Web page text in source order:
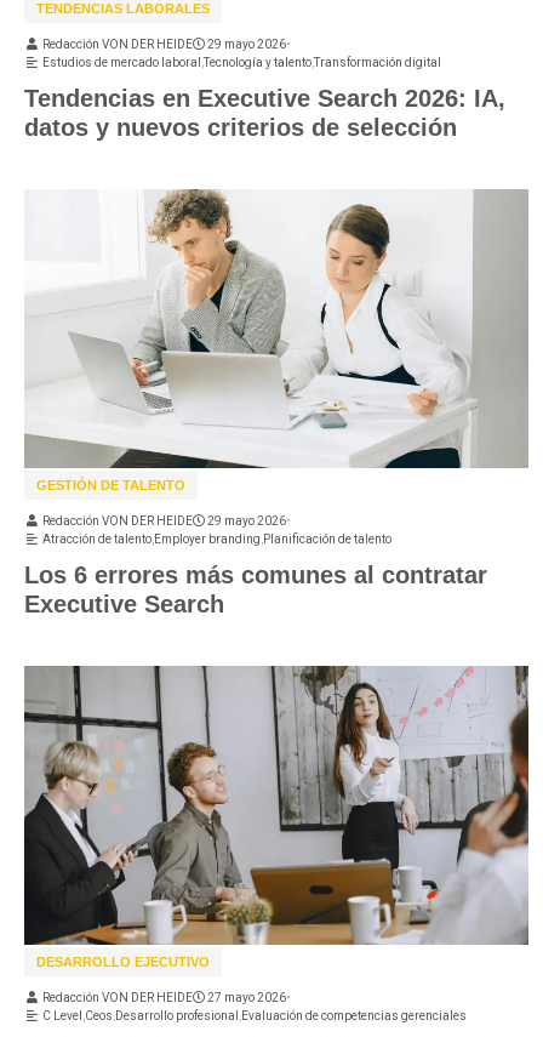
TENDENCIAS LABORALES
Tendencias en Executive Search 2026: IA,
datos y nuevos criterios de selección
Redacción VON DER HEIDE 29 mayo 2026•
Estudios de mercado laboral ,Tecnología y talento,Transformación digital
GESTIÓN DE TALENTO
Los 6 errores más comunes al contratar
Executive Search
Redacción VON DER HEIDE 29 mayo 2026•
Atracción de talento,Employer branding,Planificación de talento
DESARROLLO EJECUTIVO
Redacción VON DER HEIDE 27 mayo 2026•
C Level ,Ceos,Desarrollo profesional ,Evaluación de competencias gerenciales